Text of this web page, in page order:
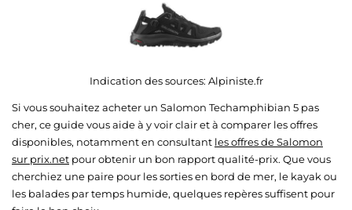
Indication des sources: Alpiniste.fr
Si vous souhaitez acheter un Salomon Techamphibian 5 pas
cher, ce guide vous aide à y voir clair et à comparer les offres
disponibles, notamment en consultant les offres de Salomon
sur prix.net pour obtenir un bon rapport qualité-prix. Que vous
cherchiez une paire pour les sorties en bord de mer, le kayak ou
les balades par temps humide, quelques repères suffisent pour